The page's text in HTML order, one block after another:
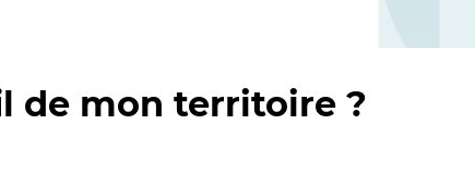
de mon territoire ?